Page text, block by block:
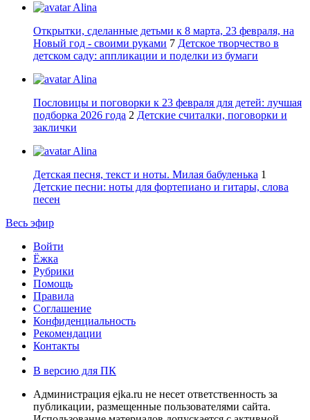
Alina
Открытки, сделанные детьми к 8 марта, 23 февраля, на
Новый год - своими руками 7 Детское творчество в
детском саду: аппликации и поделки из бумаги
Alina
Пословицы и поговорки к 23 февраля для детей: лучшая
подборка 2026 года 2 Детские считалки, поговорки и
заклички
Alina
Детская песня, текст и ноты. Милая бабуленька 1
Детские песни: ноты для фортепиано и гитары, слова
песен
Весь эфир
Войти
Ёжка
Рубрики
Помощь
Правила
Соглашение
Конфиденциальность
Рекомендации
Контакты
В версию для ПК
Администрация ejka.ru не несет ответственность за
публикации, размещенные пользователями сайта.